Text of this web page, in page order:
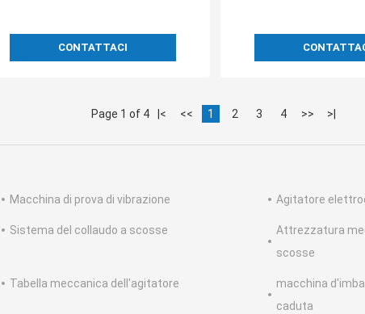
CONTATTACI
Page 1 of 4 |< << 1 2 3 4 >> >|
Macchina di prova di vibrazione Agitatore
Sistema del collaudo a scosse
Attrezzatura
scosse
Tabella meccanica dell'agitatore
macchina
caduta